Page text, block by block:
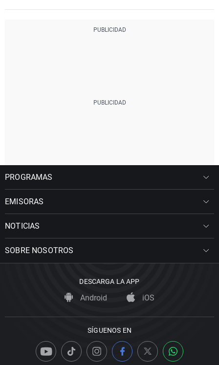
PROGRAMAS
EMISORAS
NOTICIAS
SOBRE NOSOTROS
DESCARGA LA APP
Android iOS
SÍGUENOS EN